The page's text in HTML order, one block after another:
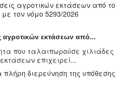
αγροτικών εκτάσεων από...
που ταλαιπωρούσε χιλιάδες
επιχειρεί...